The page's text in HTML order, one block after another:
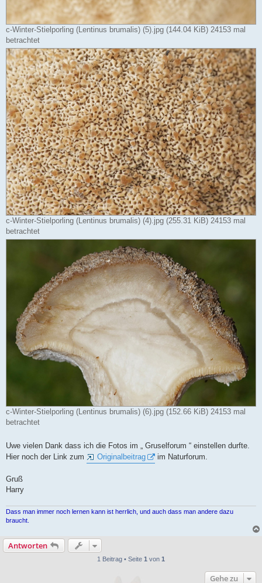
c-Winter-Stielporling (Lentinus brumalis) (5).jpg (144.04 KiB) 24153 mal
betrachtet
c-Winter-Stielporling (Lentinus brumalis) (4).jpg (255.31 KiB) 24153 mal
betrachtet
c-Winter-Stielporling (Lentinus brumalis) (6).jpg (152.66 KiB) 24153 mal
betrachtet
Uwe vielen Dank dass ich die Fotos im „ Gruselforum “ einstellen durfte.
Hier noch der Link zum
Originalbeitrag im Naturforum.
Gruß
Harry
Dass man immer noch lernen kann ist herrlich, und auch dass man andere dazu
braucht.
Antworten
1 Beitrag • Seite 1 von 1
Gehe zu